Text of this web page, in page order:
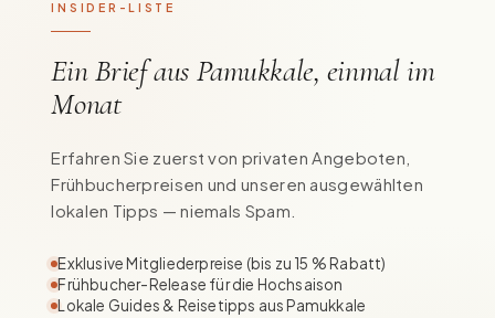
INSIDER-LISTE
Ein Brief aus Pamukkale, einmal im
Monat
Erfahren Sie zuerst von privaten Angeboten,
Frühbucherpreisen und unseren ausgewählten
lokalen Tipps — niemals Spam.
Exklusive Mitgliederpreise (bis zu 15 % Rabatt)
Frühbucher-Release für die Hochsaison
Lokale Guides & Reisetipps aus Pamukkale